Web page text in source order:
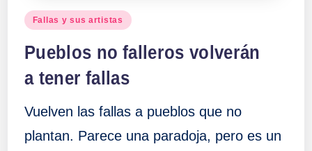
Publicado
Fallas y sus artistas
Pueblos no falleros volverán
a tener fallas
Vuelven las fallas a pueblos que no
plantan. Parece una paradoja, pero es un